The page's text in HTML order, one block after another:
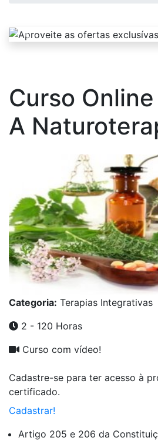
Curso
A
Categoria: Terapias Integrativas
2 - 120 Horas
Curso com vídeo!
Cadastre-se para ter acesso à
certificado.
Cadastrar!
Artigo 205 e 206 da